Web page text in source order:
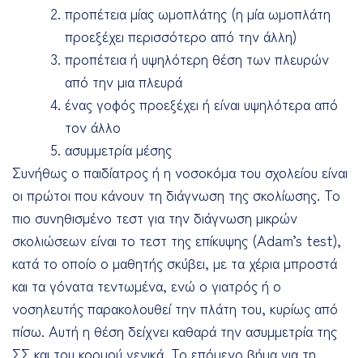
προπέτεια μίας ωμοπλάτης (η μία ωμοπλάτη
προεξέχει περισσότερο από την άλλη)
προπέτεια ή υψηλότερη θέση των πλευρών
από την μια πλευρά
ένας γοφός προεξέχει ή είναι υψηλότερα από
τον άλλο
ασυμμετρία μέσης
Συνήθως ο παιδίατρος ή η νοσοκόμα του σχολείου είναι
οι πρώτοι που κάνουν τη διάγνωση της σκολίωσης. Το
πιο συνηθισμένο τεστ για την διάγνωση μικρών
σκολιώσεων είναι το τεστ της επίκυψης (Adam’s test),
κατά το οποίο ο μαθητής σκύβει, με τα χέρια μπροστά
και τα γόνατα τεντωμένα, ενώ ο γιατρός ή ο
νοσηλευτής παρακολουθεί την πλάτη του, κυρίως από
πίσω. Αυτή η θέση δείχνει καθαρά την ασυμμετρία της
ΣΣ και του κορμού γενικά. Το επόμενο βήμα για τη